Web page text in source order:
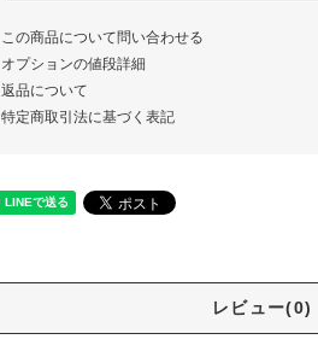
この商品について問い合わせる
オプションの値段詳細
返品について
特定商取引法に基づく表記
レビュー(0)